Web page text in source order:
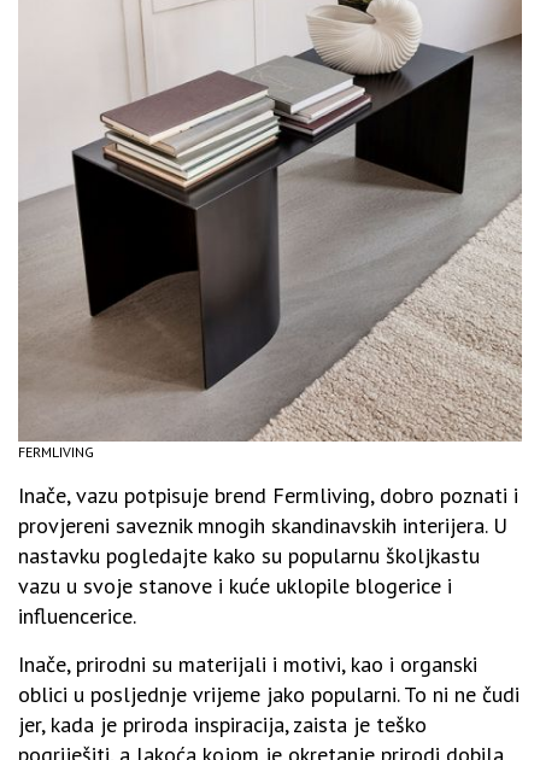
FERMLIVING
Inače, vazu potpisuje brend Fermliving, dobro poznati i
provjereni saveznik mnogih skandinavskih interijera. U
nastavku pogledajte kako su popularnu školjkastu
vazu u svoje stanove i kuće uklopile blogerice i
influencerice.
Inače, prirodni su materijali i motivi, kao i organski
oblici u posljednje vrijeme jako popularni. To ni ne čudi
jer, kada je priroda inspiracija, zaista je teško